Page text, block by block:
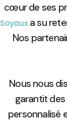
cœur de ses
Soyauxa su
Nos
Nous nous
garantit
personnalisé